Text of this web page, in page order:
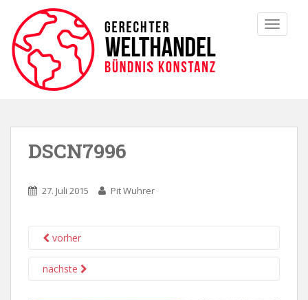
DSCN7996
27. Juli 2015 Pit Wuhrer
vorher
nächste